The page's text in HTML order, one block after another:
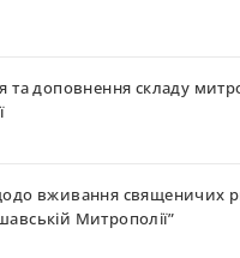
та доповнення складу
вживання священичих
Митрополії”